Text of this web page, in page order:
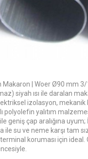
Makaron | Woer Ø90 mm
siyah ısı ile daralan
izolasyon,
polyolefin yalıtım
geniş çap aralığına
su ve neme karşı tam
koruması için ideal.